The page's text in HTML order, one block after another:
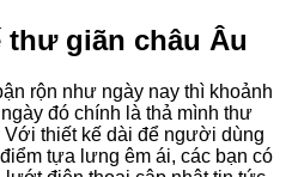
thư giãn châu Âu
rộn như ngày nay thì khoảnh
đó chính là thả mình thư
Với thiết kế dài để người dùng
tựa lưng êm ái, các bạn có